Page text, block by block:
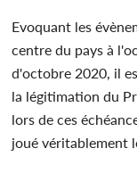
Evoquant les
centre du pays à
d'octobre 2020, il
la légitimation du
lors de ces
joué véritablement